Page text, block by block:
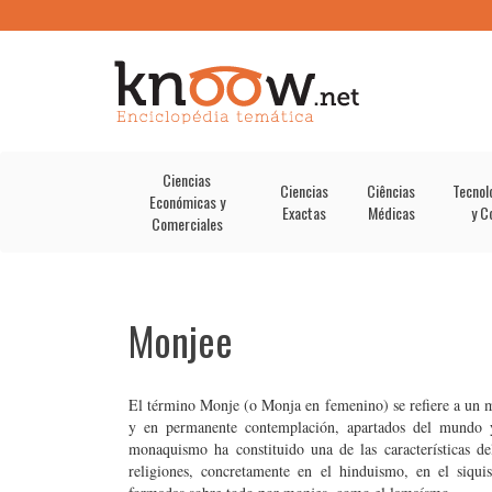
Ciencias
Económicas y
Comerciales
Ciencias
Exactas
Ciências
Médicas
y
Monjee
El término Monje (o Monja en femenino) se refiere a un
y en permanente contemplación, apartados del
monaquismo ha constituido una de las características
religiones, concretamente en el hinduismo, en el